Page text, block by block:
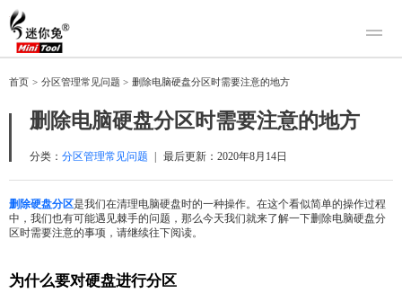
产品
迷你兔分区向导
下载
购买
帮助中心
关于迷你兔
首页 > 分区管理常见问题 > 删除电脑硬盘分区时需要注意的地方
删除电脑硬盘分区时需要注意的地方
分类： 分区管理常见问题 最后更新： 2020年8月14日
删除硬盘分区是我们在清理电脑硬盘时的一种操作。在这个看似简单的操作过程
中，我们也有可能遇见棘手的问题，那么今天我们就来了解一下删除电脑硬盘分
区时需要注意的事项，请继续往下阅读。
为什么要对硬盘进行分区